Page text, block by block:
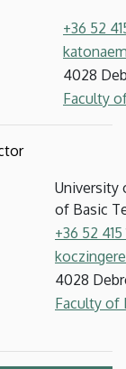
+36 52
4028
Faculty
University
of Basic
+36 52
4028
Faculty of